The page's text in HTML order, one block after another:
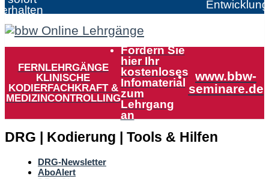
erhalten
FERNLEHRGÄNGE
KLINISCHE
KODIERFACHKRAFT &
MEDIZINCONTROLLING
Fordern Sie
hier Ihr
kostenloses
Infomaterial
zum
Lehrgang
an
www.bbw-
seminare.de
DRG | Kodierung | Tools & Hilfen
DRG-Newsletter
AboAlert